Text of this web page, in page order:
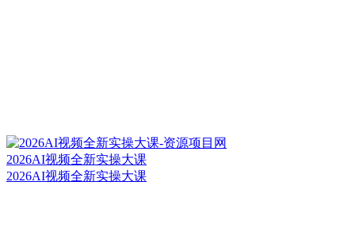
2026AI视频全新实操大课
2026AI视频全新实操大课